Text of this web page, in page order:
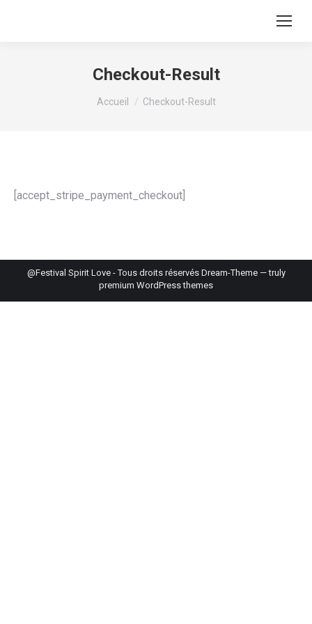
Checkout-Result
Vous êtes ici :
Accueil Checkout-Result
[accept_stripe_payment_checkout]
@Festival Spirit Love - Tous droits réservés Dream-Theme — truly
premium WordPress themes